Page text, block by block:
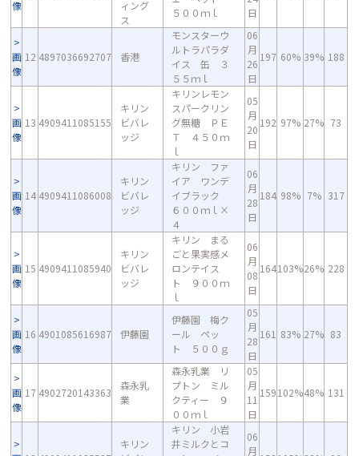
像
ィング
ス
５００ｍｌ
日
画
像
12 4897036692707 香港
モンスターウ
ルトラパラダ
イス 缶 ３
５５ｍｌ
06
月
26
日
197 60% 39% 188
画
像
13 4909411085155
キリン
ビバレ
ッジ
キリンレモン
スパークリン
グ無糖 ＰＥ
Ｔ ４５０ｍ
ｌ
05
月
20
日
192 97% 27% 73
画
像
14 4909411086008
キリン
ビバレ
ッジ
キリン ファ
イア ワンデ
イブラック
６００ｍｌ×
４
06
月
28
日
184 98% 7% 317
画
像
15 4909411085940
キリン
ビバレ
ッジ
キリン まる
ごと果実感メ
ロンテイス
ト ９００ｍ
ｌ
06
月
08
日
164103%26% 228
画
像
16 4901085616987 伊藤園
伊藤園 梅ク
ール ペッ
ト ５００ｇ
05
月
28
日
161 83% 27% 83
画
像
17 4902720143363
森永乳
業
森永乳業 リ
プトン ミル
クティー ９
００ｍｌ
05
月
11
日
159102%48% 131
キリン
キリン 小岩
井ミルクとコ
06
月